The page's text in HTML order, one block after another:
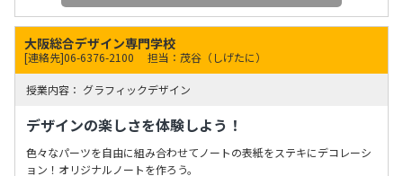
大阪総合デザイン専門学校
[連絡先]06-6376-2100 担当：茂谷（しげたに）
グラフィックデザイン
デザインの楽しさを体験しよう！
色々なパーツを自由に組み合わせてノートの表紙をステキにデコレーシ
ョン！オリジナルノートを作ろう。